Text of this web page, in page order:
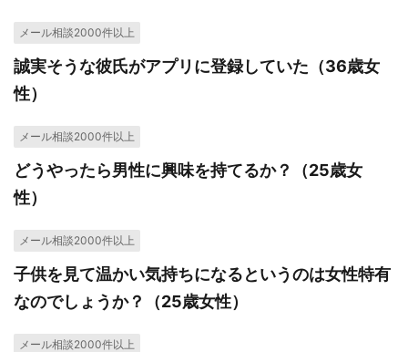
メール相談2000件以上
誠実そうな彼氏がアプリに登録していた（36歳女
性）
メール相談2000件以上
どうやったら男性に興味を持てるか？（25歳女
性）
メール相談2000件以上
子供を見て温かい気持ちになるというのは女性特有
なのでしょうか？（25歳女性）
メール相談2000件以上